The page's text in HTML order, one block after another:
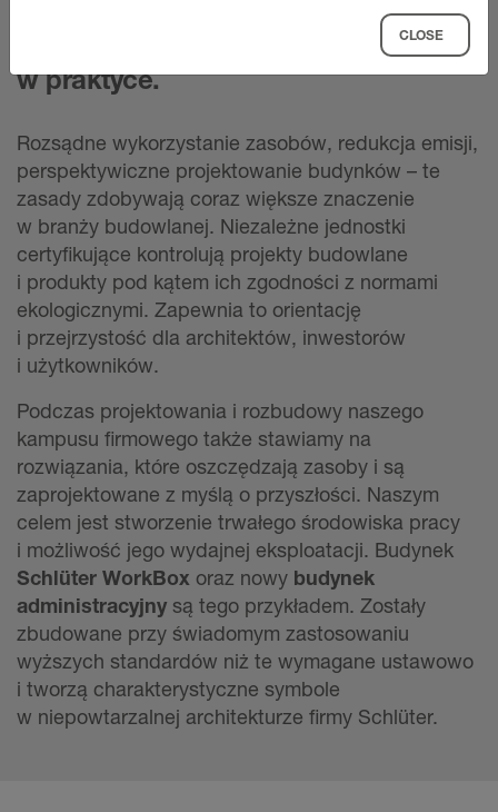
w praktyce.
Rozsądne wykorzystanie zasobów, redukcja emisji,
perspektywiczne projektowanie budynków – te
zasady zdobywają coraz większe znaczenie
w branży budowlanej. Niezależne jednostki
certyfikujące kontrolują projekty budowlane
i produkty pod kątem ich zgodności z normami
ekologicznymi. Zapewnia to orientację
i przejrzystość dla architektów, inwestorów
i użytkowników.
Podczas projektowania i rozbudowy naszego
kampusu firmowego także stawiamy na
rozwiązania, które oszczędzają zasoby i są
zaprojektowane z myślą o przyszłości. Naszym
celem jest stworzenie trwałego środowiska pracy
i możliwość jego wydajnej eksploatacji. Budynek
Schlüter WorkBox oraz nowy budynek
administracyjny są tego przykładem. Zostały
zbudowane przy świadomym zastosowaniu
wyższych standardów niż te wymagane ustawowo
i tworzą charakterystyczne symbole
w niepowtarzalnej architekturze firmy Schlüter.
CLOSE